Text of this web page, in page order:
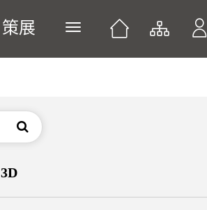
策展 展開或關閉主選單
搜尋
3D